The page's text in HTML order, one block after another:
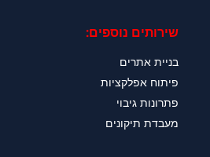
שירותים נוספים:
בניית אתרים
פיתוח אפלקציות
פתרונות גיבוי
מעבדת תיקונים